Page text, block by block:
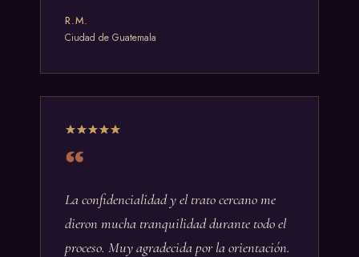
R.M.
Ciudad de Guatemala
La confidencialidad y el trato cercano me
dieron mucha tranquilidad durante todo el
proceso. Muy agradecida por la orientación.